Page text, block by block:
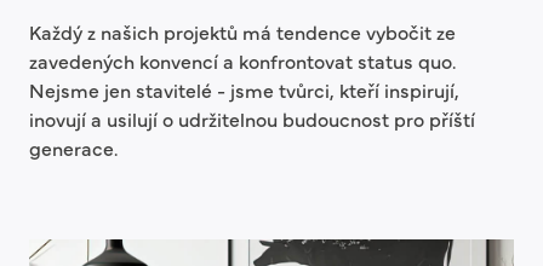
Každý z našich projektů má tendence vybočit ze
zavedených konvencí a konfrontovat status quo.
Nejsme jen stavitelé - jsme tvůrci, kteří inspirují,
inovují a usilují o udržitelnou budoucnost pro příští
generace.